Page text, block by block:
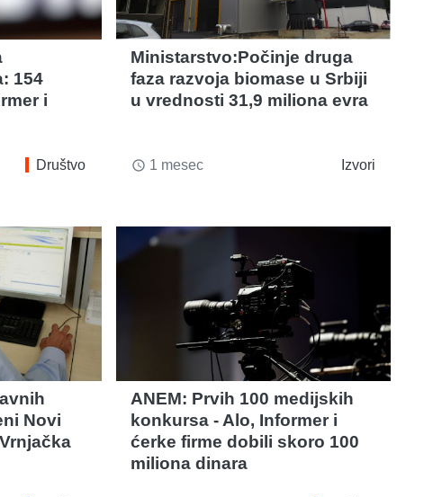
154
i
Društvo
Ministarstvo:Počinje druga
faza razvoja biomase u Srbiji
u vrednosti 31,9 miliona evra
access_time 1 mesec Izvori
Novi
ANEM: Prvih 100 medijskih
konkursa - Alo, Informer i
ćerke firme dobili skoro 100
miliona dinara